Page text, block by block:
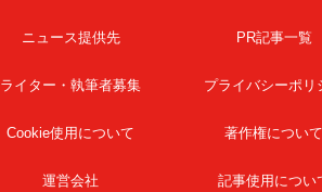
ニュース提供先 PR記事一覧
ライター・執筆者募集 プライバシーポリ
Cookie使用について 著作権につい
運営会社 記事使用につい